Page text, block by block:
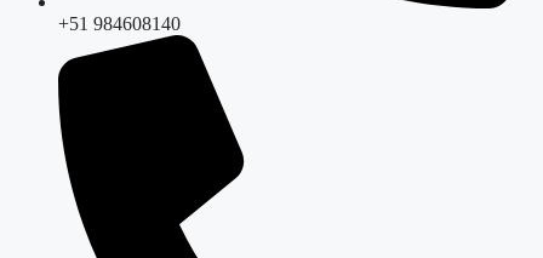
+51 984608140